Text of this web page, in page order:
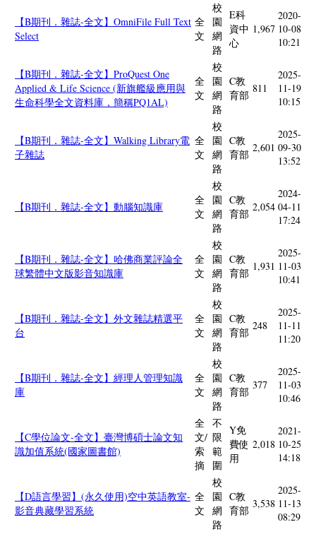
【B期刊．雜誌-全文】OmniFile Full Text
Select
全
文
校
園
網
路
E科
資中
心
1,967
2020-
10-08
10:21
【B期刊．雜誌-全文】ProQuest One
Applied & Life Science (新旗艦級應用與
生命科學全文資料庫，簡稱PQ1AL)
全
文
校
園
網
路
C教
育部
811
2025-
11-19
10:15
【B期刊．雜誌-全文】Walking Library電
子雜誌
全
文
校
園
網
路
C教
育部
2,601
2025-
09-30
13:52
【B期刊．雜誌-全文】動腦知識庫
全
文
校
園
網
路
C教
育部
2,054
2024-
04-11
17:24
【B期刊．雜誌-全文】哈佛商業評論全
球繁體中文版影音知識庫
全
文
校
園
網
路
C教
育部
1,931
2025-
11-03
10:41
【B期刊．雜誌-全文】外文雜誌精選平
台
全
文
校
園
網
路
C教
育部
248
2025-
11-11
11:20
【B期刊．雜誌-全文】經理人管理知識
庫
全
文
校
園
網
路
C教
育部
377
2025-
11-03
10:46
【C學位論文-全文】臺灣博碩士論文知
識加值系統(國家圖書館)
全
文/
索
摘
不
限
範
圍
Y免
費使
用
2,018
2021-
10-25
14:18
【D語言學習】(永久使用)空中英語教室-
影音典藏學習系統
全
文
校
園
網
路
C教
育部
3,538
2025-
11-13
08:29